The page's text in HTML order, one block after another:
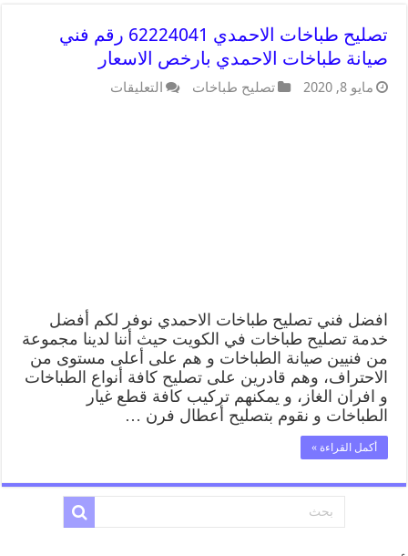
تصليح طباخات الاحمدي 62224041 رقم فني
صيانة طباخات الاحمدي بارخص الاسعار
مايو 8, 2020 تصليح طباخات التعليقات
افضل فني تصليح طباخات الاحمدي نوفر لكم أفضل
خدمة تصليح طباخات في الكويت حيث أننا لدينا مجموعة
من فنيين صيانة الطباخات و هم على أعلى مستوى من
الاحتراف، وهم قادرين على تصليح كافة أنواع الطباخات
و افران الغاز، و يمكنهم تركيب كافة قطع غيار
الطباخات و نقوم بتصليح أعطال فرن …
أكمل القراءة »